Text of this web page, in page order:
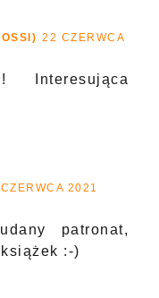
22 CZERWCA
Interesująca
2021
patronat,
:-)